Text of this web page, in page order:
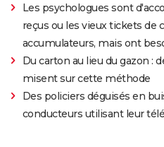
Les psychologues sont
reçus ou les vieux tickets de
accumulateurs, mais ont
Du carton au lieu du gazon :
misent sur cette méthode
Des policiers déguisés en
conducteurs utilisant leur